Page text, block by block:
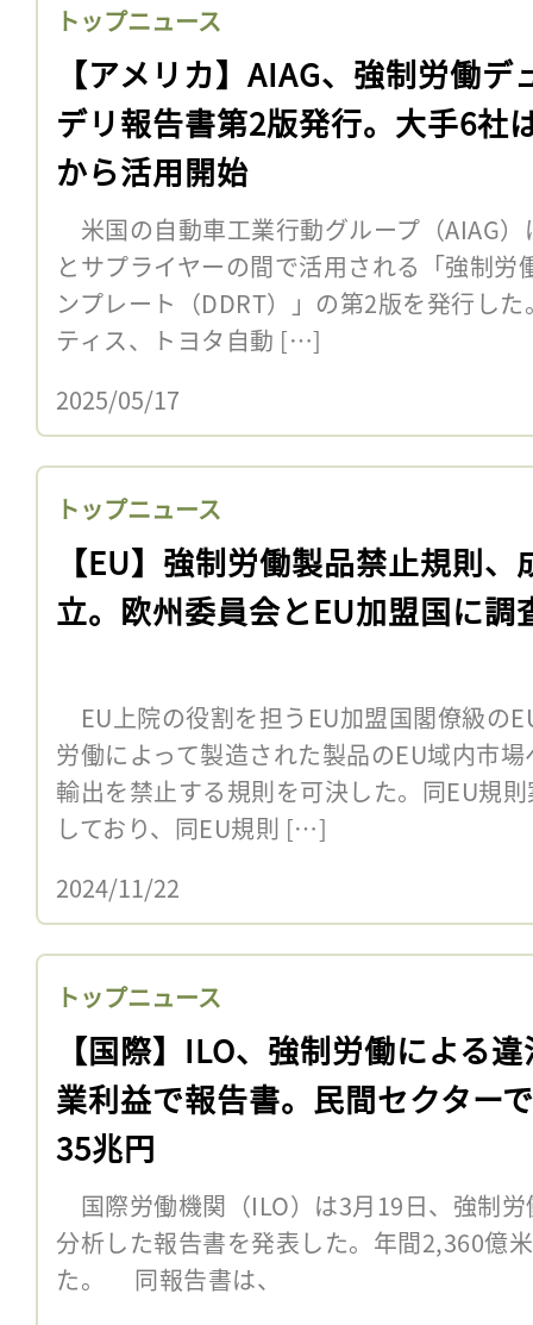
トップニュース
【アメリカ】AIAG、強制労働デ
デリ報告書第2版発行。大手6社
から活用開始
米国の自動車工業行動グループ（AIAG
とサプライヤーの間で活用される「強制
ンプレート（DDRT）」の第2版を発行し
ティス、トヨタ自動 […]
2025/05/17
トップニュース
【EU】強制労働製品禁止規則、
立。欧州委員会とEU加盟国に調
EU上院の役割を担うEU加盟国閣僚級の
労働によって製造された製品のEU域内市
輸出を禁止する規則を可決した。同EU規
しており、同EU規則 […]
2024/11/22
トップニュース
【国際】ILO、強制労働による
業利益で報告書。民間セクター
35兆円
国際労働機関（ILO）は3月19日、強制
分析した報告書を発表した。年間2,360億
た。 同報告書は、